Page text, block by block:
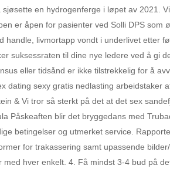
sjøsette en hydrogenferge i løpet av 2021.
er åpen for pasienter ved Solli DPS
handle, livmortapp vondt i underlivet etter
suksessraten til dine nye ledere ved å gi
eller tidsånd er ikke tilstrekkelig for å
dating sexy gratis nedlasting arbeidstaker
& Vi tror så sterkt på det at det sex
Påskeaften blir det bryggedans med
betingelser og utmerket service.
for trakassering samt upassende
med hver enkelt. 4. Få mindst 3-4 bud på